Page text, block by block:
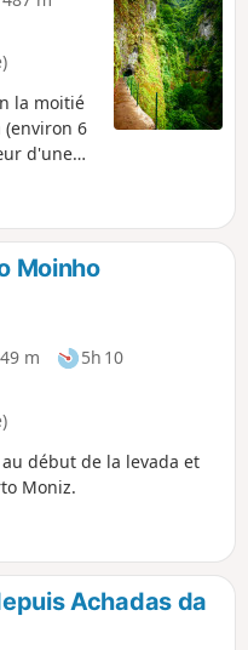
la moitié
(environ 6
d'une
de vue
(plus
le
du
Moinho
m
5h 10
début de la levada et
Moniz.
Achadas da